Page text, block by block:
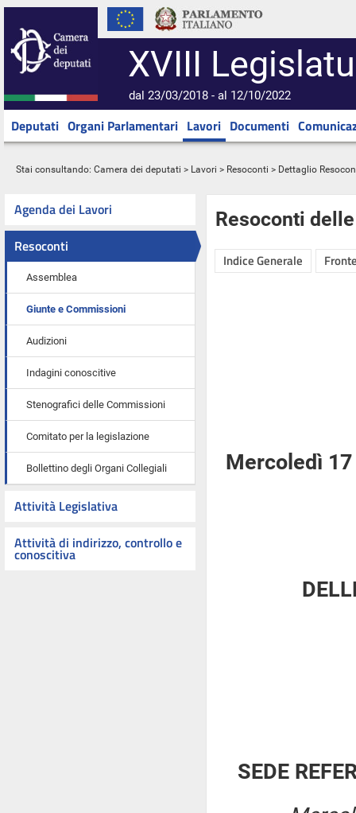
XVIII
dal 23/03/2018 - al 12/10/2022
Deputati Organi Parlamentari Lavori Documenti
Stai consultando: Camera dei deputati > Lavori > Resoconti > Dettaglio
Agenda dei Lavori
Resoconti
Assemblea
Giunte e Commissioni
Audizioni
Indagini conoscitive
Stenografici delle Commissioni
Comitato per la legislazione
Bollettino degli Organi Collegiali
Attività Legislativa
Attività di indirizzo, controllo e
conoscitiva
Resoconti
Indice Generale
Mercoledì
SEDE